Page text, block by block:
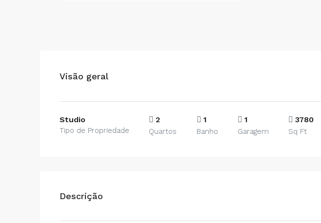
Visão geral
Studio
Tipo de Propriedade
2
Quartos
1
Banho
1
Garagem
3780
Sq Ft
Descrição